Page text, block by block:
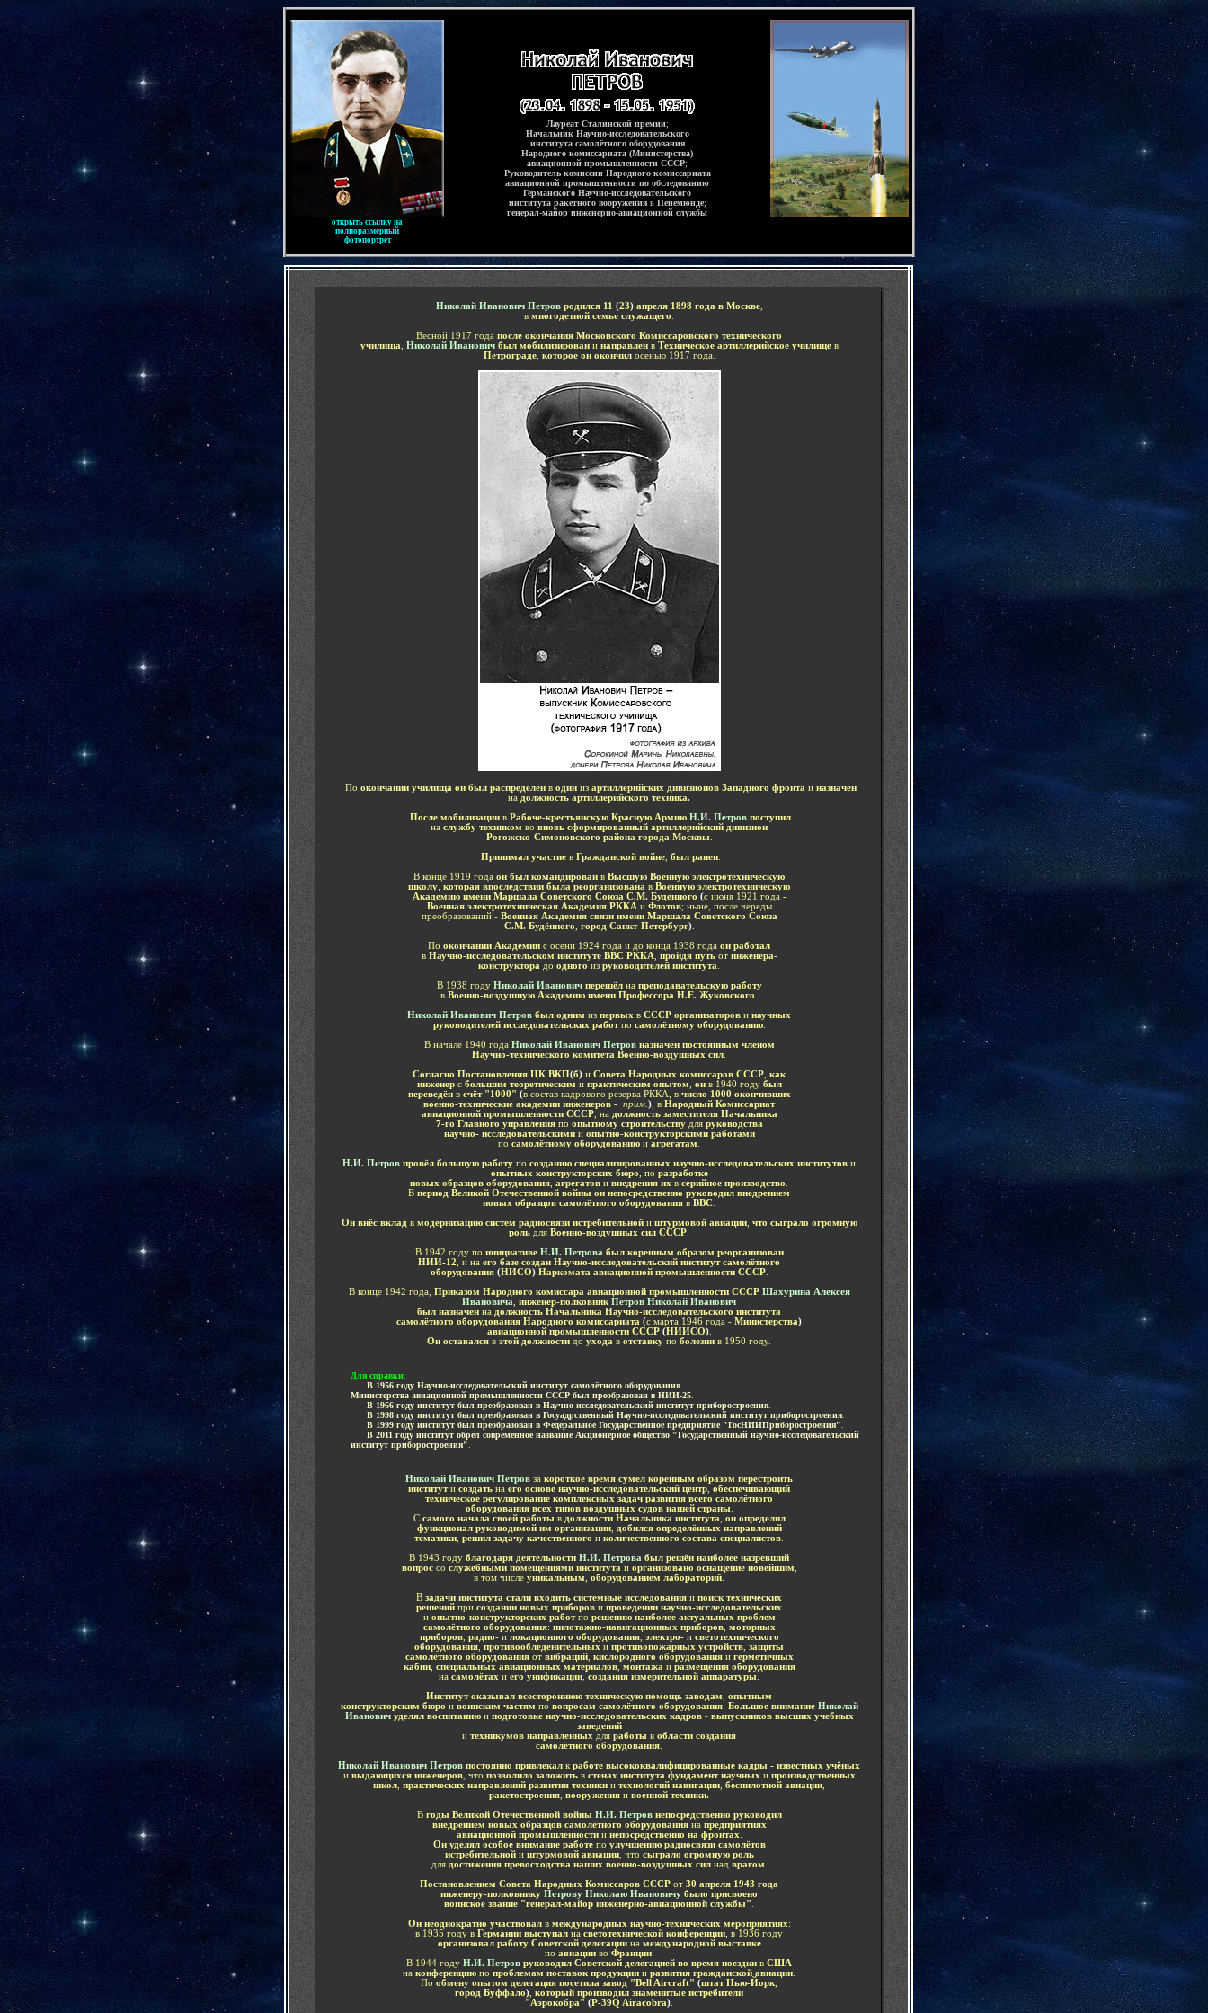
открыть ссылку на
полноразмерный
фотопортрет
Лауреат Сталинской премии;
Начальник Научно-исследовательского
института самолётного оборудования
Народного комиссариата (Министерства)
авиационной промышленности СССР;
Руководитель комиссии Народного комиссариата
авиационной промышленности по обследованию
Германского Научно-исследовательского
института ракетного вооружения в Пенемюнде;
генерал-майор инженерно-авиационной службы
-
Николай Иванович Петровродился 11 (23) апреля 1898 года в Москве,
в многодетной семье служащего
Весной 1917 года после окончания Московского Комиссаровского технического
училища
Николай Иванович был мобилизирован инаправлен вТехническое артиллерийское училищев
Петрограде, которое он окончилосенью 1917 года.
По окончании училища он был распределён в один из артиллерийских дивизионов Западного фронта и назначен
на должность артиллерийского техника.
После мобилизации в Рабоче-крестьянскую Красную Армию Н.И. Петров поступил
на службу техником во вновь сформированный артиллерийский дивизион
Рогожско-Симоновского района города Москвы.
Принимал участие вГражданской войне, был ранен.
В конце 1919 года он был командирован в Высшую Военную электротехническую
школу которая впоследствии была реорганизована в Военную электротехническую
Академию имени Маршала Советского Союза С.М. Буденного (с июня 1921 года -
Военная электротехническая Академия РККА иФлотов; ныне, после череды
преобразований - Военная Академия связи имени Маршала Советского Союза
С.М. Будённого
город Санкт-Петербург).
По окончании Академии с осени 1924 года и до конца 1938 года он работал
вНаучно-исследовательском институте ВВС РККА пройдя путь от инженера-
конструктора до одного из руководителей института
В 1938 году Николай Ивановичперешёлна преподавательскую работу
в Военно-воздушную Академию имени Профессора Н.Е. Жуковского
Николай Иванович Петров был одним из первых в СССР организаторов и научных
руководителей исследовательских работпо самолётному оборудованию.
В начале 1940 года Николай Иванович Петров назначен постоянным членом
Научно-технического комитета Военно-воздушных сил
Согласно Постановления ЦК ВКП(б) и Совета Народных комиссаров СССР как
инженер сбольшим теоретическим и практическим опытом он в 1940 году был
переведён в счёт "1000" (в состав кадрового резерва РККА, в число 1000 окончивших
военно-технические академии инженеров - прим. ) , в Народный Комиссариат
авиационной промышленности СССР, на должность заместителя Начальника
7-го Главного управленияпо опытному строительству для руководства
научно- исследовательскими иопытно-конструкторскими работами
по самолётному оборудованию и агрегатам
Н.И. Петров провёл большую работу по созданию специализированных научно-исследовательских институтов и
опытных конструкторских бюро
по разработке
новых образцов оборудования агрегатов и внедрения их в серийное производство
В период Великой Отечественной войны он непосредственно руководил внедрением
новых образцов самолётного оборудования в ВВС
Он внёс вклад в модернизацию систем радиосвязи истребительнойи штурмовой авиации, что сыграло огромную
роль для Военно-воздушных сил СССР
В 1942 году по инициативе Н.И. Петрова был коренным образом реорганизован
НИИ-12 , и на его базе создан Научно-исследовательский институт самолётного
оборудования (НИСО) Наркомата авиационной промышленности СССР.
В конце 1942 года, Приказом Народного комиссара авиационной промышленности СССР Шахурина Алексея
Ивановича
инженер-полковник Петров Николай Иванович
был назначен на должность Начальника Научно-исследовательского института
самолётного оборудования Народного комиссариата (с марта 1946 года - Министерства)
авиационной промышленности СССР(НИИСО).
Он оставался в этой должности до ухода в отставку по болезни в 1950 году.
Для справки:
В 1956 году Научно-исследовательский институт самолётного оборудования
Министерства авиационной промышленности СССР был преобразован в НИИ-25
В 1966 году институт был преобразован в Научно-исследовательский институт приборостроения
В 1998 году институт был преобразован в Госуадрственный Научно-исследовательский институт приборостроения
В 1999 году институт был преобразован в Федеральное Государственное предприятие "ГосНИИПриборостроения"
В 2011 году институт обрёл современное название Акционерное общество "Государственный научно-исследовательский
институт приборостроения"
Николай Иванович Петров за короткое время сумел коренным образом перестроить
институти создать на его основе научно-исследовательский центр обеспечивающий
техническое регулирование комплексных задач развития всего самолётного
оборудования всех типов воздушных судов нашей страны.
С самого начала своей работы в должности Начальника института
он определил
функционал руководимой им организации,
добился определённых направлений
тематики решил задачу качественного и количественного состава специалистов
В 1943 году благодаря деятельности Н.И. Петрова был решён наиболее назревший
вопрос со служебными помещениями института иорганизовано оснащение новейшим
в том числе уникальным оборудованием лабораторий
В задачи института стали входить системные исследования и поиск технических
решений при создании новых приборов и проведении научно-исследовательских
иопытно-конструкторских работпо решению наиболее актуальных проблем
самолётного оборудования: пилотажно-навигационных приборов, моторных
приборов, радио- и локационного оборудования, электро- и светотехнического
оборудования противообледенительных и противопожарных устройств защиты
самолётного оборудованияот вибраций, кислородного оборудования и герметичных
кабин, специальных авиационных материалов, монтажа и размещения оборудования
на самолётах и его унификации создания измерительной аппаратуры
Институт оказывал всестороннюю техническую помощь заводам
опытным
конструкторским бюро и воинским частям по вопросам самолётного оборудования. Большое внимание Николай
Иванович уделял воспитанию и подготовке научно-исследовательских кадров- выпускников высших учебных
заведений
и техникумов направленных для работы в области создания
самолётного оборудования
Николай Иванович Петров постоянно привлекал к работе высококвалифицированные кадры - известных учёных
и выдающихся инженеров, что позволило заложитьвстенах института фундамент научных ипроизводственных
школ практических направлений развития техники и технологий навигации беспилотной авиации
ракетостроения вооружения и военной техники.
В годы Великой Отечественной войны Н.И. Петров непосредственно руководил
внедрением новых образцов самолётного оборудованияна предприятиях
авиационной промышленностии непосредственно на фронтах
Он уделял особое внимание работе по улучшению радиосвязи самолётов
истребительной и штурмовой авиации, что сыграло огромную роль
для достижения превосходства наших военно-воздушных сил над врагом
Постановлением Совета Народных Комиссаров СССР от 30 апреля 1943 года
инженеру-полковнику Петрову Николаю Ивановичу было присвоено
воинское звание "генерал-майор инженерно-авиационной службы"
Он неоднократно участвовалв международных научно-технических мероприятиях:
в 1935 году в Германии выступал на светотехнической конференции , в 1936 году
организовал работу Советской делегации на международной выставке
по авиации во Франции.
В 1944 году Н.И. Петров руководил Советской делегацией во время поездки в США
на конференцию по проблемам поставок продукции и развития гражданской авиации
По обмену опытом делегация посетила завод "Bell Aircraft" (штат Нью-Йорк
город Буффало) который производил знаменитые истребители
"Аэрокобра" (P-39Q Airacobra)